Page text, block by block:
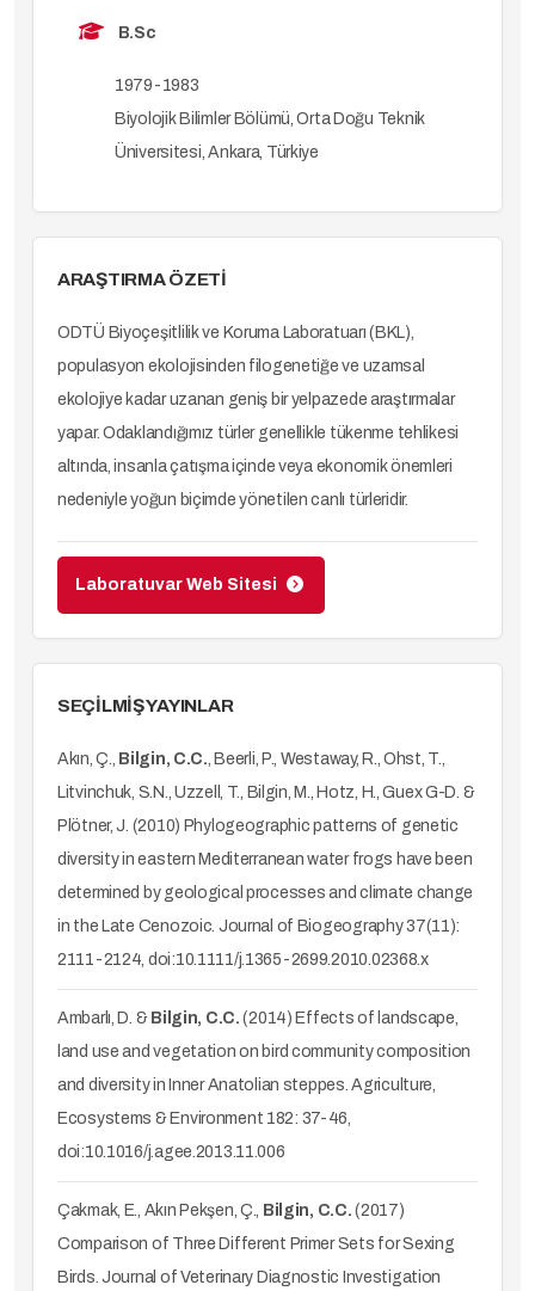
B.Sc
1979-1983
Biyolojik Bilimler Bölümü, Orta Doğu Teknik
Üniversitesi, Ankara, Türkiye
ARAŞTIRMA ÖZETİ
ODTÜ Biyoçeşitlilik ve Koruma Laboratuarı (BKL),
populasyon ekolojisinden filogenetiğe ve uzamsal
ekolojiye kadar uzanan geniş bir yelpazede araştırmalar
yapar. Odaklandığımız türler genellikle tükenme tehlikesi
altında, insanla çatışma içinde veya ekonomik önemleri
nedeniyle yoğun biçimde yönetilen canlı türleridir.
Laboratuvar Web Sitesi
SEÇİLMİŞ YAYINLAR
Akın, Ç., Bilgin, C.C., Beerli, P., Westaway, R., Ohst, T.,
Litvinchuk, S.N., Uzzell, T., Bilgin, M., Hotz, H., Guex G-D. &
Plötner, J. (2010) Phylogeographic patterns of genetic
diversity in eastern Mediterranean water frogs have been
determined by geological processes and climate change
in the Late Cenozoic. Journal of Biogeography 37(11):
2111-2124, doi:10.1111/j.1365-2699.2010.02368.x
Ambarlı, D. & Bilgin, C.C. (2014) Effects of landscape,
land use and vegetation on bird community composition
and diversity in Inner Anatolian steppes. Agriculture,
Ecosystems & Environment 182: 37-46,
doi:10.1016/j.agee.2013.11.006
Çakmak, E., Akın Pekşen, Ç., Bilgin, C.C. (2017)
Comparison of Three Different Primer Sets for Sexing
Birds. Journal of Veterinary Diagnostic Investigation